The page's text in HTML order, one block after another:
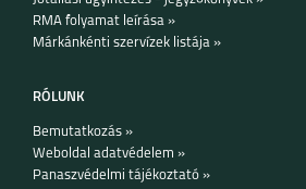
RMA folyamat leírása »
Márkánkénti szervízek listája »
RÓLUNK
Bemutatkozás »
Weboldal adatvédelem »
Panaszvédelmi tájékoztató »